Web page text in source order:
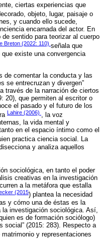
ciertas experiencias que
objeto, lugar, paisaje o
y cuando ello sucede,
encarnada del actor. En
sentido para teorizar al cuerpo
Breton (2022: 110) señala que
existe una convergencia
de comentar la conducta y las
se entrecruzan y divergen”
través de la narración de ciertos
20), que permiten al escritor o
el pasado y el futuro de los
Lahire (2006) , la voz
la vida mental y
en el espacio íntimo como el
practica ciencia social. La
y analiza aquellos
sociológica, en tanto el poder
creativas en la investigación
a la metáfora que estalla
(2015) plantea la necesidad
y cómo una de éstas es la
investigación sociológica. Así,
es de formación sociólogo)
social” (2015: 283). Respecto a
y representaciones